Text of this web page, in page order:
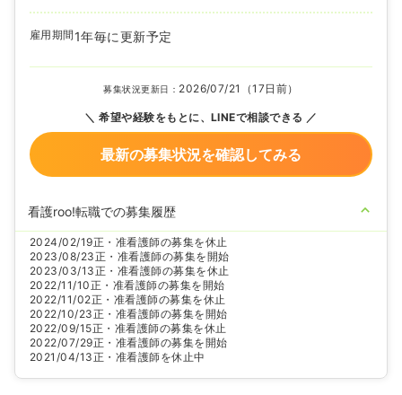
雇用期間 1年毎に更新予定
募集状況更新日： 2026/07/21（17日前）
希望や経験をもとに、LINEで相談できる
最新の募集状況を確認してみる
看護roo!転職での募集履歴
2024/02/19正・准看護師の募集を休止
2023/08/23正・准看護師の募集を開始
2023/03/13正・准看護師の募集を休止
2022/11/10正・准看護師の募集を開始
2022/11/02正・准看護師の募集を休止
2022/10/23正・准看護師の募集を開始
2022/09/15正・准看護師の募集を休止
2022/07/29正・准看護師の募集を開始
2021/04/13正・准看護師を休止中